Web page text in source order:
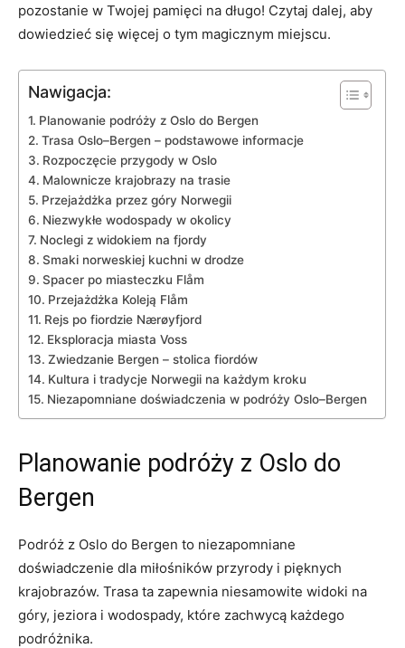
pozostanie ‍w‍ Twojej‌ pamięci na długo! Czytaj dalej, aby
dowiedzieć się ⁢więcej⁣ o⁤ tym⁢ magicznym miejscu.
Nawigacja:
Planowanie podróży z ​Oslo do ⁤Bergen
Trasa Oslo–Bergen‍ – podstawowe‌ informacje
Rozpoczęcie przygody​ w⁣ Oslo
Malownicze​ krajobrazy na trasie
Przejażdżka przez ⁣góry Norwegii
Niezwykłe wodospady​ w okolicy
Noclegi z widokiem‍ na fjordy
Smaki norweskiej ⁣kuchni w drodze
Spacer⁢ po⁣ miasteczku Flåm
Przejażdżka‍ Koleją Flåm
Rejs⁢ po ‍fiordzie Nærøyfjord
Eksploracja⁤ miasta Voss
Zwiedzanie ⁤Bergen – stolica ⁣fiordów
Kultura i tradycje Norwegii na każdym kroku
Niezapomniane doświadczenia ⁤w⁢ podróży Oslo–Bergen
Planowanie podróży z ​Oslo do
⁤Bergen
Podróż ‌z Oslo⁤ do Bergen to niezapomniane⁤
doświadczenie dla miłośników⁣ przyrody ⁤i​ pięknych​
krajobrazów. Trasa ta zapewnia niesamowite ​widoki na
góry, jeziora⁢ i‌ wodospady, które zachwycą każdego‍
podróżnika.